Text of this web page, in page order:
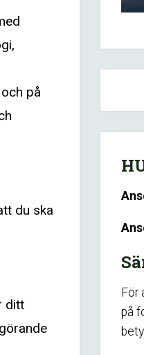
på
du ska
ditt
För
på